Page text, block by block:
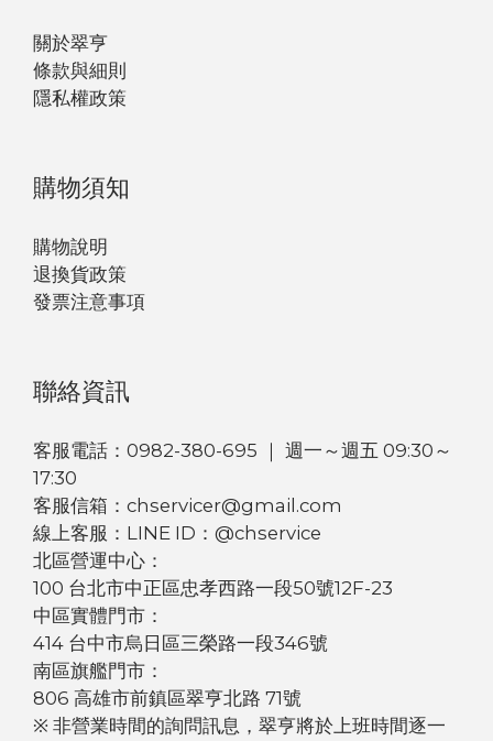
關於翠亨
條款與細則
隱私權政策
購物須知
購物說明
退換貨政策
發票注意事項
聯絡資訊
客服電話：0982-380-695 ｜ 週一～週五 09:30～
17:30
客服信箱：chservicer@gmail.com
線上客服：LINE ID：@chservice
北區營運中心：
100 台北市中正區忠孝西路一段50號12F-23
中區實體門市：
414 台中市烏日區三榮路一段346號
南區旗艦門市：
806 高雄市前鎮區翠亨北路 71號
※ 非營業時間的詢問訊息，翠亨將於上班時間逐一